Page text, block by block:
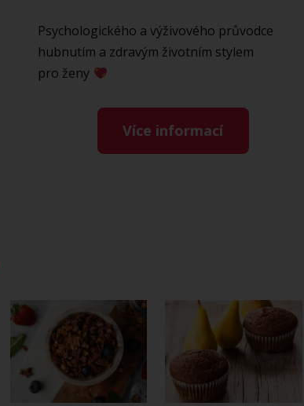
Psychologického a výživového průvodce
hubnutím a zdravým životním stylem
pro ženy
Více informací